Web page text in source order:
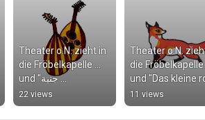
Theater o.N. zieht in
die Fröbelkapelle ...
und "جنية
Dschinnīya" kommt
mit!
22 views
Theater o.N.
die Fröbelkapelle
und "Das kleine
Haus" kommt
11 views